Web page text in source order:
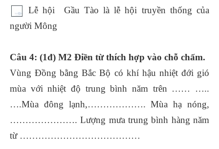
Lễ hội Gầu Tào là lễ hội truyền thống của
người Mông
Câu 4: (1đ) M2 Điền từ thích hợp vào chỗ chấm.
Vùng Đồng bằng Bắc Bộ có khí hậu nhiệt đới gió
mùa với nhiệt độ trung bình năm trên …… …..
….Mùa đông lạnh,………………. Mùa hạ nóng,
…………………. Lượng mưa trung bình hàng năm
từ …………………………………